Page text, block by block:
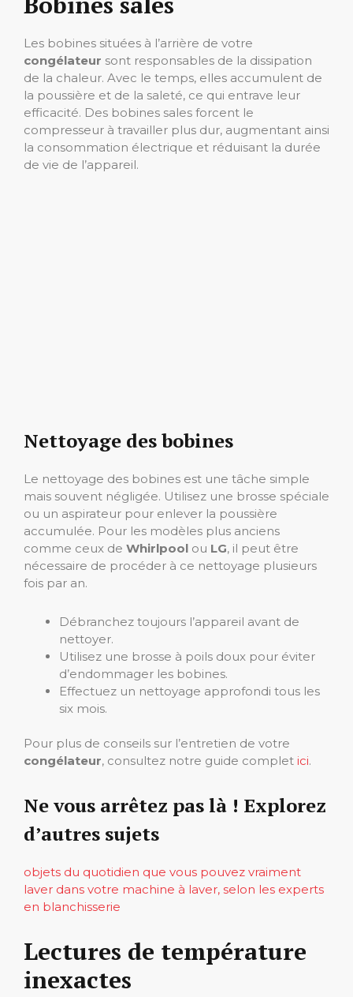
Les bobines situées à l’arrière de votre
congélateur sont responsables de la dissipation
de la chaleur. Avec le temps, elles accumulent de
la poussière et de la saleté, ce qui entrave leur
efficacité. Des bobines sales forcent le
compresseur à travailler plus dur, augmentant ainsi
la consommation électrique et réduisant la durée
de vie de l’appareil.
Nettoyage des bobines
Le nettoyage des bobines est une tâche simple
mais souvent négligée. Utilisez une brosse spéciale
ou un aspirateur pour enlever la poussière
accumulée. Pour les modèles plus anciens
comme ceux de Whirlpool ou LG, il peut être
nécessaire de procéder à ce nettoyage plusieurs
fois par an.
Débranchez toujours l’appareil avant de
nettoyer.
Utilisez une brosse à poils doux pour éviter
d’endommager les bobines.
Effectuez un nettoyage approfondi tous les
six mois.
Pour plus de conseils sur l’entretien de votre
congélateur, consultez notre guide complet ici.
Ne vous arrêtez pas là ! Explorez
d’autres sujets
objets du quotidien que vous pouvez vraiment
laver dans votre machine à laver, selon les experts
en blanchisserie
Lectures de température
inexactes